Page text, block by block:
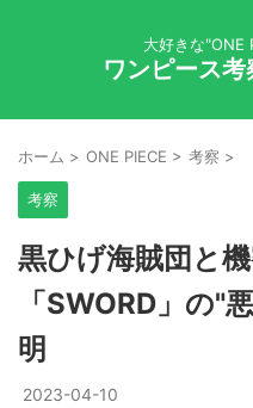
大好きな"ONE
ワンピース
ホーム > ONE PIECE > 考察 >
考察
黒ひげ海賊団と
「SWORD」の"
明
2023-04-10